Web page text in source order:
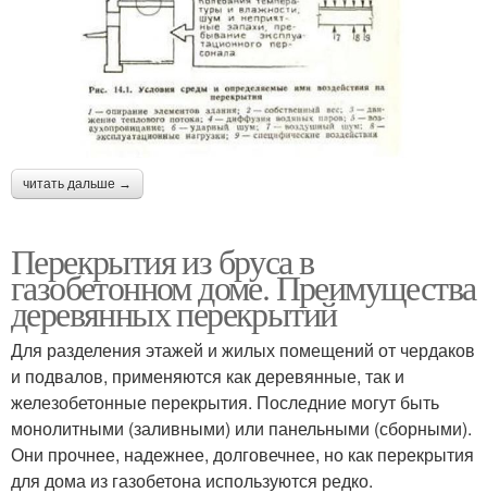
читать дальше →
Перекрытия из бруса в
газобетонном доме. Преимущества
деревянных перекрытий
Для разделения этажей и жилых помещений от чердаков
и подвалов, применяются как деревянные, так и
железобетонные перекрытия. Последние могут быть
монолитными (заливными) или панельными (сборными).
Они прочнее, надежнее, долговечнее, но как перекрытия
для дома из газобетона используются редко.